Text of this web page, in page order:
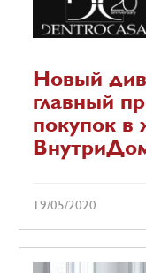
Новый
главный
покупок в
19/05/2020